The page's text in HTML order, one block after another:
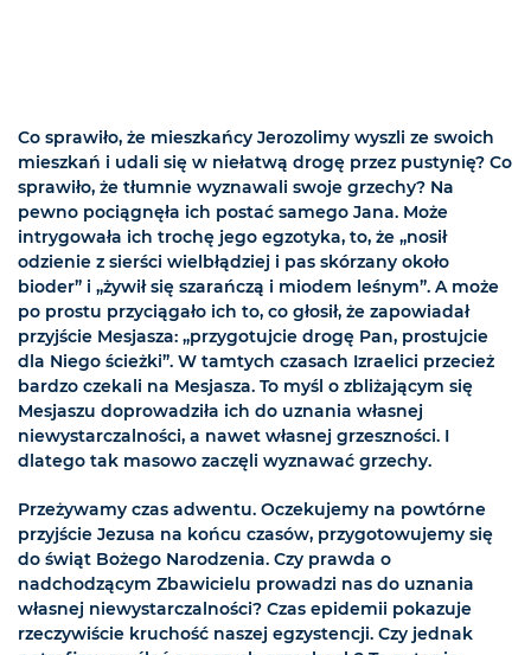
Co sprawiło, że mieszkańcy Jerozolimy wyszli ze swoich
mieszkań i udali się w niełatwą drogę przez pustynię? Co
sprawiło, że tłumnie wyznawali swoje grzechy? Na
pewno pociągnęła ich postać samego Jana. Może
intrygowała ich trochę jego egzotyka, to, że „nosił
odzienie z sierści wielbłądziej i pas skórzany około
bioder” i „żywił się szarańczą i miodem leśnym”. A może
po prostu przyciągało ich to, co głosił, że zapowiadał
przyjście Mesjasza: „przygotujcie drogę Pan, prostujcie
dla Niego ścieżki”. W tamtych czasach Izraelici przecież
bardzo czekali na Mesjasza. To myśl o zbliżającym się
Mesjaszu doprowadziła ich do uznania własnej
niewystarczalności, a nawet własnej grzeszności. I
dlatego tak masowo zaczęli wyznawać grzechy.
Przeżywamy czas adwentu. Oczekujemy na powtórne
przyjście Jezusa na końcu czasów, przygotowujemy się
do świąt Bożego Narodzenia. Czy prawda o
nadchodzącym Zbawicielu prowadzi nas do uznania
własnej niewystarczalności? Czas epidemii pokazuje
rzeczywiście kruchość naszej egzystencji. Czy jednak